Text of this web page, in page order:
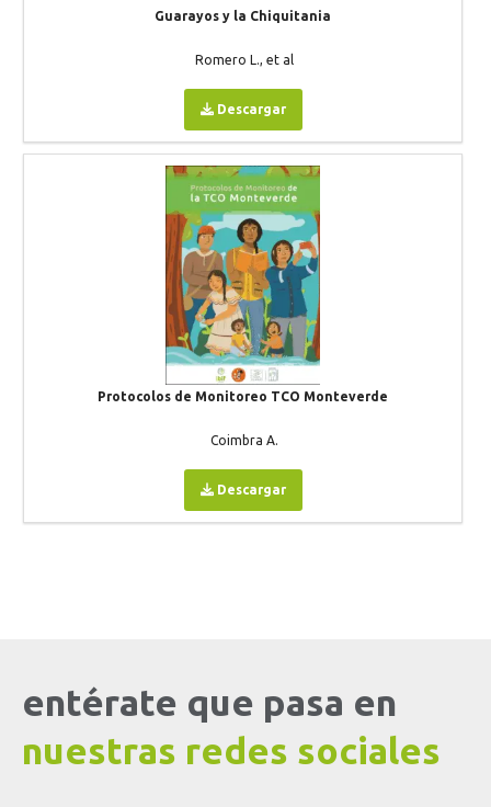
Guarayos y la Chiquitania
Romero L., et al
Descargar
Protocolos de Monitoreo TCO Monteverde
Coimbra A.
Descargar
entérate que pasa en
nuestras redes sociales